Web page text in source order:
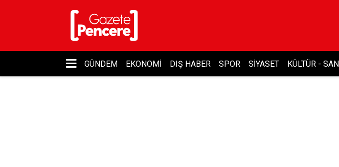
GÜNDEM EKONOMI DIŞ HABER SPOR SIYASET KÜLTÜR -